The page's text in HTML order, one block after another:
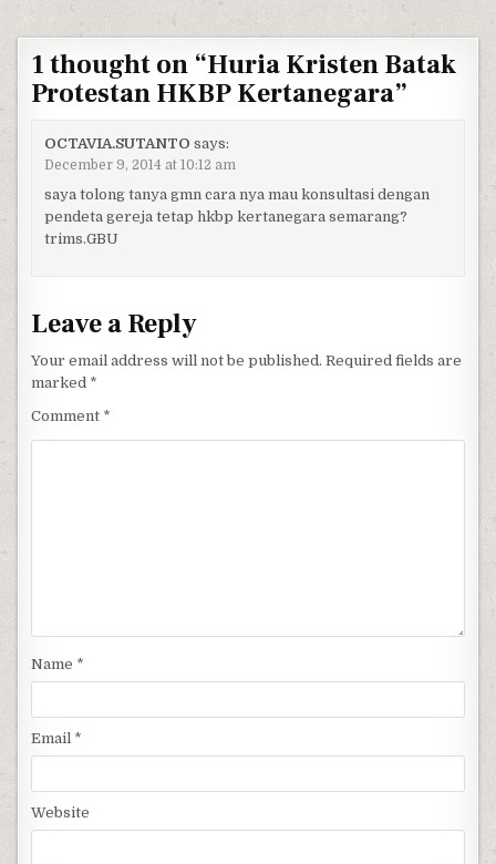
1 thought on “Huria Kristen Batak
Protestan HKBP Kertanegara”
OCTAVIA.SUTANTO says:
December 9, 2014 at 10:12 am
saya tolong tanya gmn cara nya mau konsultasi dengan
pendeta gereja tetap hkbp kertanegara semarang?
trims.GBU
Leave a Reply
Your email address will not be published. Required fields are
marked *
Comment *
Name *
Email *
Website